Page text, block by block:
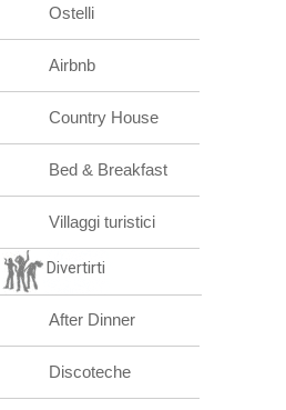
Ostelli
Airbnb
Country House
Bed & Breakfast
Villaggi turistici
Divertirti
After Dinner
Discoteche